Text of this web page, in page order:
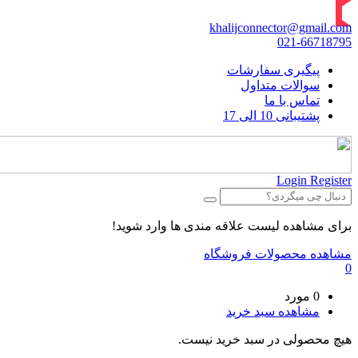
khalijconnector@gmail.com
021-66718795
پیگیری سفارشات
سوالات متداول
تماس با ما
پشتیبانی 10 الی 17
Login Register
برای مشاهده لیست علاقه مندی ها وارد شوید!
مشاهده محصولات فروشگاه
0
0 مورد
مشاهده سبد خرید
هیچ محصولی در سبد خرید نیست.